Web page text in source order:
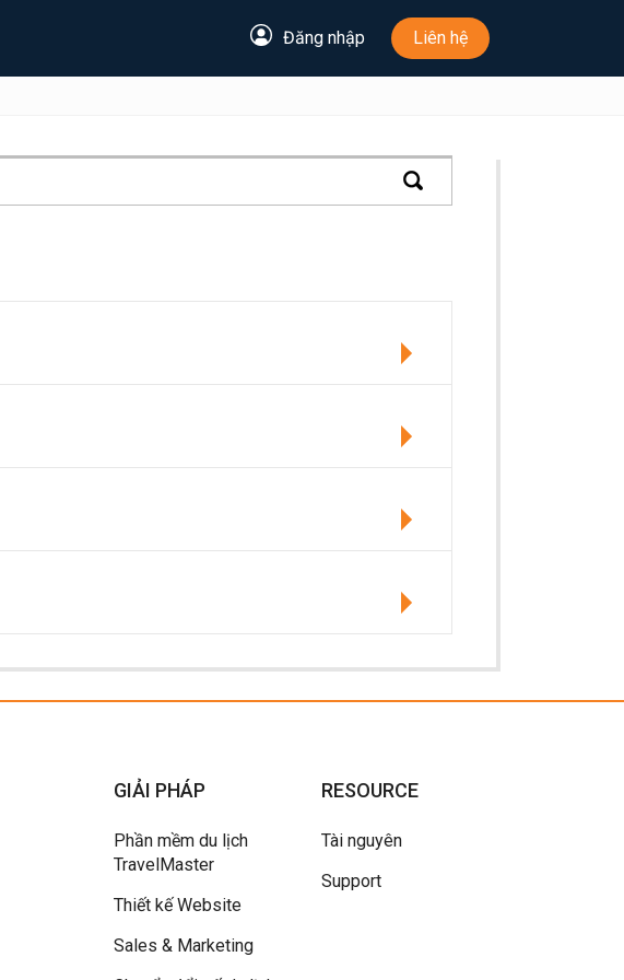
Đăng nhập Liên hệ
GIẢI PHÁP
Phần mềm du lịch
TravelMaster
Thiết kế Website
Sales & Marketing
RESOURCE
Tài nguyên
Support